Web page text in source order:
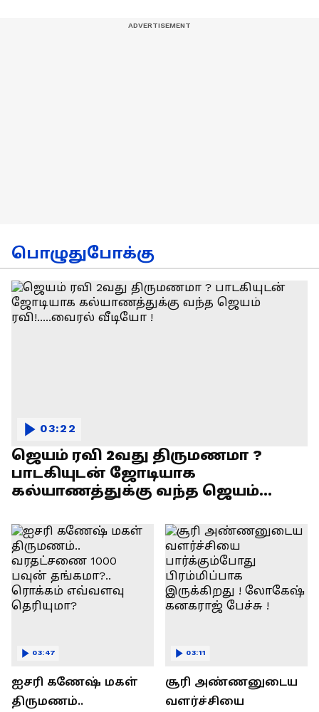
பொழுதுபோக்கு
ஜெயம் ரவி 2வது திருமணமா ?
பாடகியுடன் ஜோடியாக
கல்யாணத்துக்கு வந்த ஜெயம்
03:22
ஐசரி கணேஷ் மகள்
திருமணம்..
03:47
சூரி அண்ணனுடைய
வளர்ச்சியை
03:11